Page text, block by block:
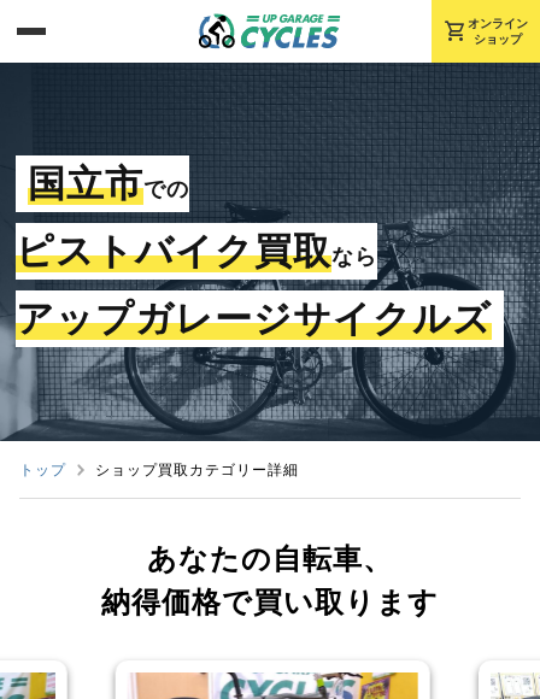
shopping_cart オンライン
ショップ
国立市での
ピストバイク買取なら
アップガレージサイクルズ
トップ ショップ買取カテゴリー詳細
あなたの自転車、
納得価格で買い取ります